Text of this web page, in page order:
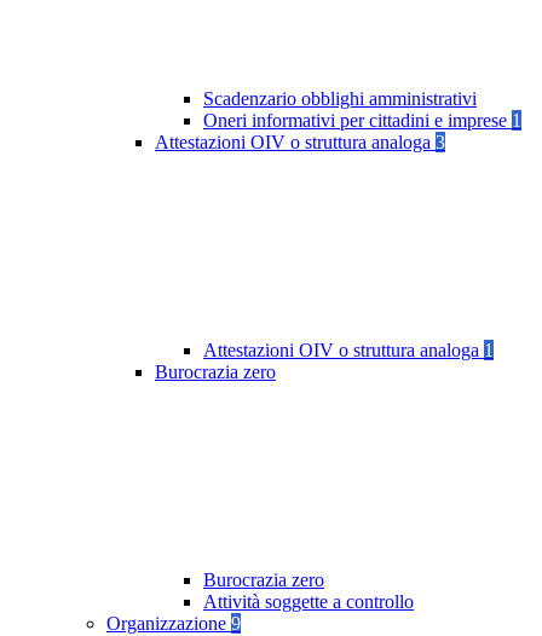
Scadenzario obblighi amministrativi
Oneri informativi per cittadini e imprese 1
Attestazioni OIV o struttura analoga 3
Attestazioni OIV o struttura analoga 1
Burocrazia zero
Burocrazia zero
Attività soggette a controllo
Organizzazione 9